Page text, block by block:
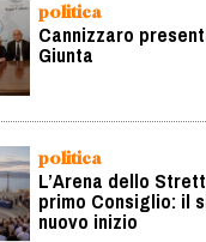
politica
Cannizzaro
Giunta
politica
L’Arena dello
primo Consiglio: il
nuovo inizio